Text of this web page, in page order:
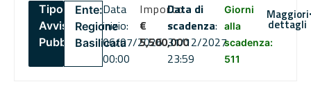
Tipo:
Avviso
Pubblico
Ente:
Regione
Basilicata
Data
inizio:
06/07/2026
00:00
Importo
€
5,500,000
Data di
scadenza:
31/12/2027
23:59
Giorni
alla
scadenza:
511
Maggiori
dettagli